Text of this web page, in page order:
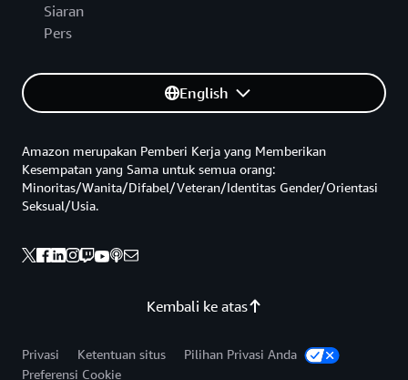
Siaran
Pers
English
Kembali ke atas
Amazon merupakan Pemberi Kerja yang Memberikan
Kesempatan yang Sama untuk semua orang:
Minoritas/Wanita/Difabel/Veteran/Identitas Gender/Orientasi
Seksual/Usia.
Privasi Ketentuan situs
Pilihan Privasi Anda
Preferensi Cookie